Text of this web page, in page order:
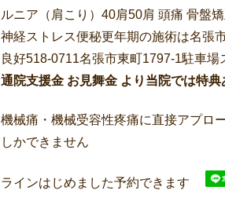
ルニア（肩こり）40肩50肩 頭痛 骨盤
神経ストレス便秘更年期の施術は名張
良好518-0711名張市東町1797-1駐車
通院支援金 お見舞金 より当院では特典
機械痛・機械受容性疼痛に直接アプロ
しかできません
ラインはじめました予約できます